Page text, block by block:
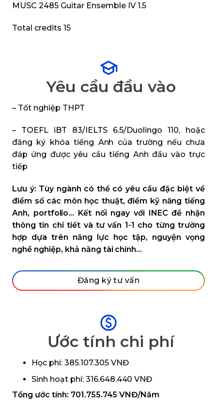
MUSC 2485 Guitar Ensemble IV 1.5
Total credits 15
Yêu cầu đầu vào
– Tốt nghiệp THPT
– TOEFL iBT 83/IELTS 6.5/Duolingo 110, hoặc
đăng ký khóa tiếng Anh của trường nếu chưa
đáp ứng được yêu cầu tiếng Anh đầu vào trực
tiếp
Lưu ý: Tùy ngành có thể có yêu cầu đặc biệt về
điểm số các môn học thuật, điểm kỹ năng tiếng
Anh, portfolio… Kết nối ngay với INEC để nhận
thông tin chi tiết và tư vấn 1-1 cho từng trường
hợp dựa trên năng lực học tập, nguyện vọng
nghề nghiệp, khả năng tài chính…
Đăng ký tư vấn
Ước tính chi phí
Học phí: 385.107.305 VNĐ
Sinh hoạt phí: 316.648.440 VNĐ
Tổng ước tính: 701.755.745 VNĐ/Năm